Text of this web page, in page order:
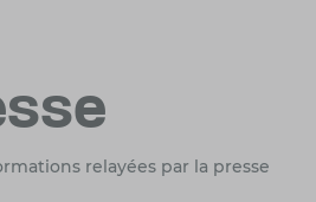
relayées par la presse